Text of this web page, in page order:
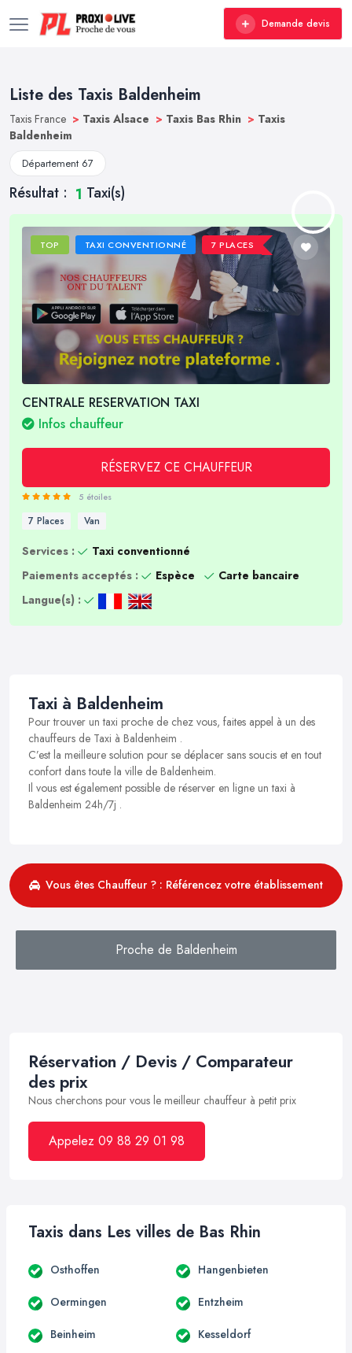
Demande devis
Liste des Taxis Baldenheim
Taxis France > Taxis Alsace > Taxis Bas Rhin > Taxis
Baldenheim
Département 67
Résultat : 1 Taxi(s)
TOP TAXI CONVENTIONNÉ 7 PLACES
CENTRALE RESERVATION TAXI
Infos chauffeur
RÉSERVEZ CE CHAUFFEUR
5 étoiles
7 Places Van
Services :
Taxi conventionné
Paiements acceptés :
Espèce
Carte bancaire
Langue(s) :
Taxi à Baldenheim
Pour trouver un taxi proche de chez vous, faites appel à un des
chauffeurs de Taxi à Baldenheim .
C’est la meilleure solution pour se déplacer sans soucis et en tout
confort dans toute la ville de Baldenheim.
Il vous est également possible de réserver en ligne un taxi à
Baldenheim 24h/7j .
Vous êtes Chauffeur ? : Référencez votre établissement
Proche de Baldenheim
Réservation / Devis / Comparateur
des prix
Nous cherchons pour vous le meilleur chauffeur à petit prix
Appelez 09 88 29 01 98
Taxis dans Les villes de Bas Rhin
Osthoffen Hangenbieten
Oermingen Entzheim
Beinheim Kesseldorf